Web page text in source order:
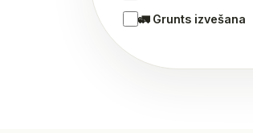
🚛 Grunts izvešana